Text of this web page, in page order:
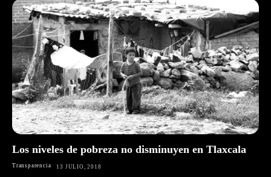
Los niveles de pobreza no disminuyen en Tlaxcala
Transparencia 13 JULIO, 2018